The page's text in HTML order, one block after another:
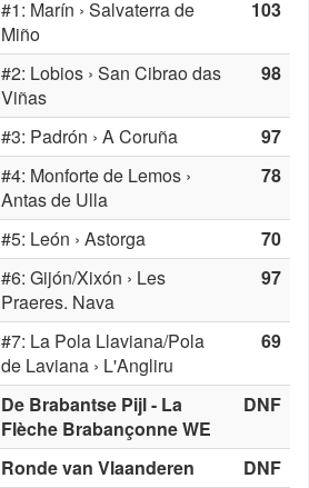
#1: Marín › Salvaterra de
Miño
103
#2: Lobios › San Cibrao das
Viñas
98
#3: Padrón › A Coruña
97
#4: Monforte de Lemos ›
Antas de Ulla
78
#5: León › Astorga
70
#6: Gijón/Xixón › Les
Praeres. Nava
97
#7: La Pola Llaviana/Pola
de Laviana › L'Angliru
69
De Brabantse Pijl - La
Flèche Brabançonne WE
DNF
Ronde van Vlaanderen
DNF